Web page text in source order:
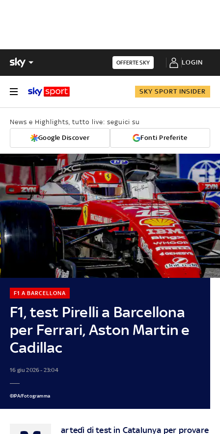
OFFERTE SKY LOGIN
SKY SPORT INSIDER
News e Highlights, tutto live: seguici su
Google Discover Fonti Preferite
F1, test Pirelli a Barcellona
per Ferrari, Aston Martin e
Cadillac
F1 A BARCELLONA
16 giu 2026 - 23:04
©IPA/Fotogramma
artedì di test in Catalunya per provare